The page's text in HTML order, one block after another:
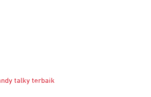
talky terbaik